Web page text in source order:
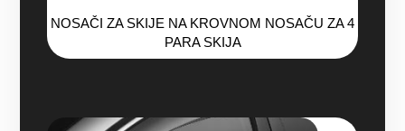
NOSAČI ZA SKIJE NA KROVNOM NOSAČU ZA 4
PARA SKIJA